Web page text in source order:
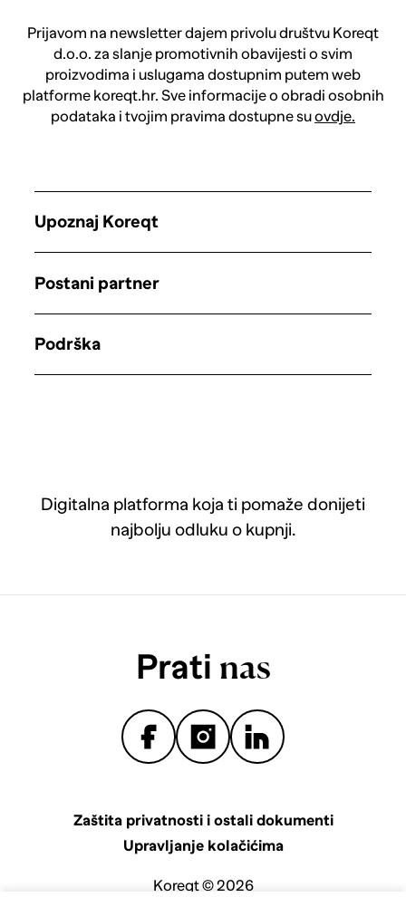
Prijavom na newsletter dajem privolu društvu Koreqt
d.o.o. za slanje promotivnih obavijesti o svim
proizvodima i uslugama dostupnim putem web
platforme koreqt.hr. Sve informacije o obradi osobnih
podataka i tvojim pravima dostupne suovdje.
Digitalna platforma koja ti pomaže donijeti
najbolju odluku o kupnji.
Upoznaj Koreqt
Postani partner
Podrška
Prati nas
Zaštita privatnosti i ostali dokumenti
Upravljanje kolačićima
Koreqt © 2026